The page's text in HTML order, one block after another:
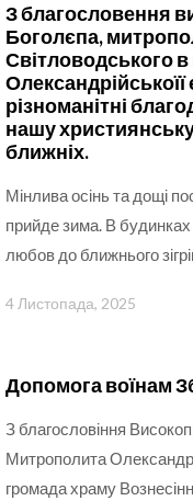
З благословення
Боголєпа,
Світловодського в
різноманітні
нашу
ближніх.
Мінлива осінь та дощі
прийде зима. В
любов до ближнього
4 Листопада, 2025
Допомога воїнам
З благословіння
Митрополита
громада храму